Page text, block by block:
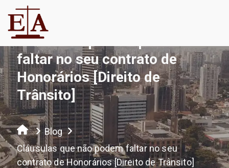
Cláusulas que não podem
faltar no seu contrato de
Honorários [Direito de
Trânsito]
Blog
Cláusulas que não podem faltar no seu
contrato de Honorários [Direito de Trânsito]